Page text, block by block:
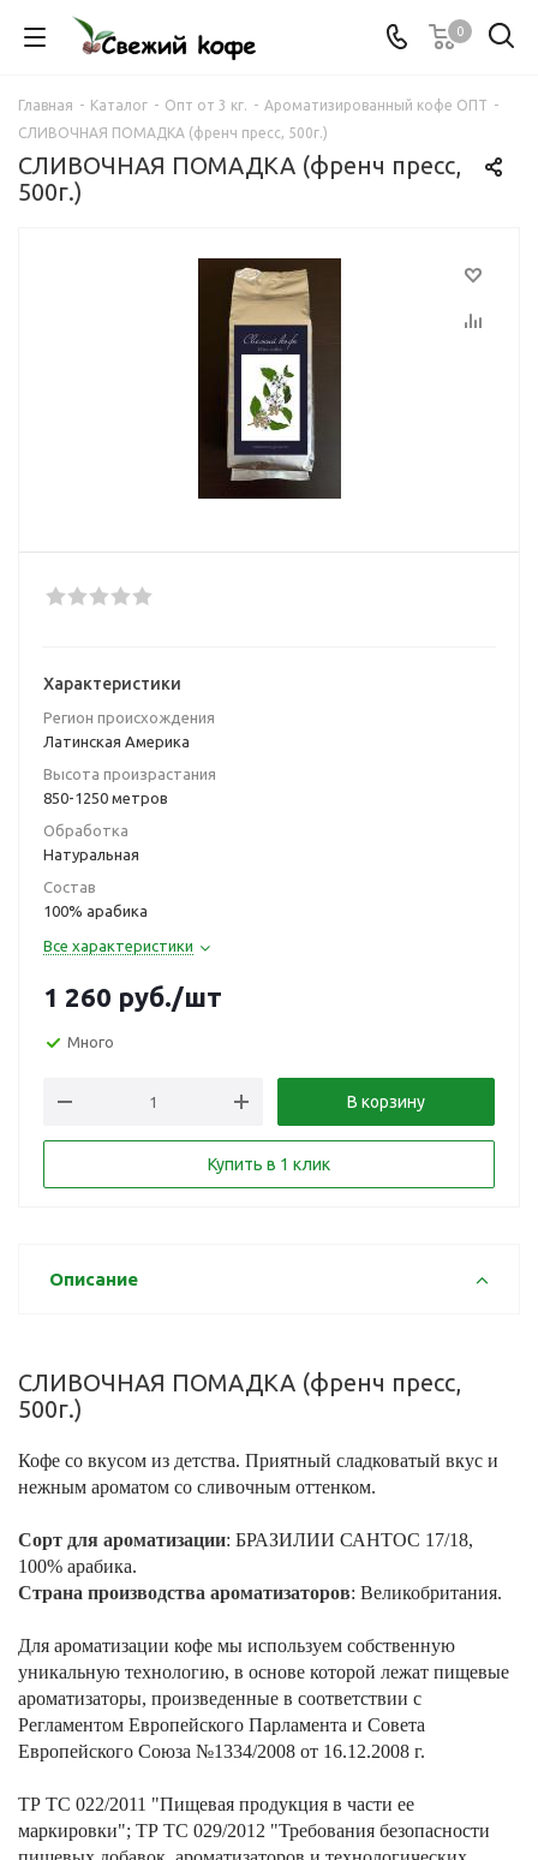
0
Главная - Каталог - Опт от 3 кг. - Ароматизированный кофе ОПТ -
СЛИВОЧНАЯ ПОМАДКА (френч пресс, 500г.)
СЛИВОЧНАЯ ПОМАДКА (френч пресс,
500г.)
Характеристики
Регион происхождения
Латинская Америка
Высота произрастания
850-1250 метров
Обработка
Натуральная
Состав
100% арабика
Все характеристики
1 260 руб./шт
Много
В корзину
Купить в 1 клик
Описание
СЛИВОЧНАЯ ПОМАДКА (френч пресс,
500г.)
Кофе со вкусом из детства. Приятный сладковатый вкус и
нежным ароматом со сливочным оттенком.
Сорт для ароматизации: БРАЗИЛИИ САНТОС 17/18,
100% арабика.
Страна производства ароматизаторов: Великобритания.
Для ароматизации кофе мы используем собственную
уникальную технологию, в основе которой лежат пищевые
ароматизаторы, произведенные в соответствии с
Регламентом Европейского Парламента и Совета
Европейского Союза №1334/2008 от 16.12.2008 г.
ТР ТС 022/2011 "Пищевая продукция в части ее
маркировки"; ТР ТС 029/2012 "Требования безопасности